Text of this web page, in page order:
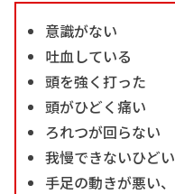
意識がない
吐血している
頭を強く打った
頭がひどく痛い
ろれつが回らない
我慢できないひど
手足の動きが悪い